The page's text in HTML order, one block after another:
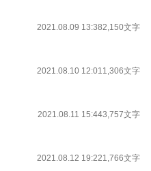
2021.08.09 13:382,150文字
2021.08.10 12:011,306文字
2021.08.11 15:443,757文字
2021.08.12 19:221,766文字